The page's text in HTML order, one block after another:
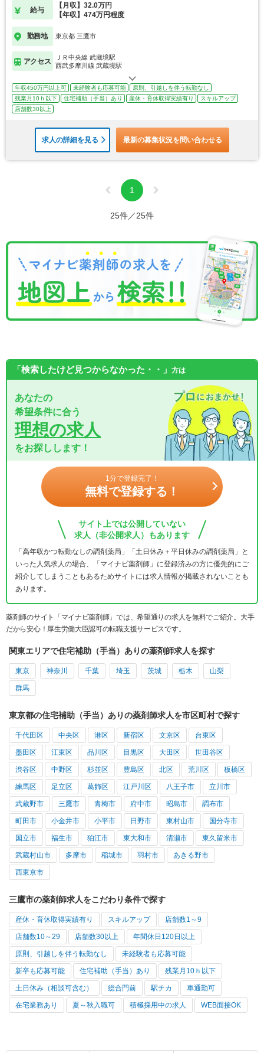
給与
【月収】32.0万円
【年収】474万円程度
勤務地 東京都 三鷹市
アクセス
ＪＲ中央線 武蔵境駅
西武多摩川線 武蔵境駅
年収450万円以上可 未経験者も応募可能
原則、引越しを伴う転勤なし
残業月10ｈ以下
住宅補助（手当）あり 産休・育休取得実績有り
スキルアップ
店舗数30以上
求人の詳細を見る 最新の募集状況を問い合わせる
1
25件／25件
「検索したけど見つからなかった・・」 方は
あなたの
希望条件に合う
理想の求人
をお探しします！
1分で登録完了！
無料で登録する！
サイト上では公開していない
求人（非公開求人）もあります
「高年収かつ転勤なしの調剤薬局」「土日休み＋平日休みの調剤薬局」と
いった人気求人の場合、「マイナビ薬剤師」に登録済みの方に優先的にご
紹介してしまうこともあるためサイトには求人情報が掲載されないことも
あります。
薬剤師のサイト「マイナビ薬剤師」では、希望通りの求人を無料でご紹介。大手
だから安心！厚生労働大臣認可の転職支援サービスです。
関東エリアで住宅補助（手当）ありの薬剤師求人を探す
東京 神奈川 千葉 埼玉 茨城 栃木 山梨
群馬
東京都の住宅補助（手当）ありの薬剤師求人を市区町村で探す
千代田区 中央区 港区 新宿区 文京区 台東区
墨田区 江東区 品川区 目黒区 大田区 世田谷区
渋谷区 中野区 杉並区 豊島区 北区 荒川区 板橋区
練馬区 足立区 葛飾区 江戸川区 八王子市 立川市
武蔵野市 三鷹市 青梅市 府中市 昭島市 調布市
町田市 小金井市 小平市 日野市 東村山市 国分寺市
国立市 福生市 狛江市 東大和市 清瀬市 東久留米市
武蔵村山市 多摩市 稲城市 羽村市 あきる野市
西東京市
三鷹市の薬剤師求人をこだわり条件で探す
産休・育休取得実績有り スキルアップ 店舗数1～9
店舗数10～29 店舗数30以上 年間休日120日以上
原則、引越しを伴う転勤なし 未経験者も応募可能
新卒も応募可能 住宅補助（手当）あり 残業月10ｈ以下
土日休み（相談可含む） 総合門前 駅チカ 車通勤可
在宅業務あり 夏～秋入職可 積極採用中の求人 WEB面接OK